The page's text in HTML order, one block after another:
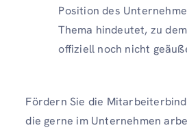
Position des
Thema hindeutet, zu
offiziell noch nicht
Fördern Sie die
die gerne im Unternehmen